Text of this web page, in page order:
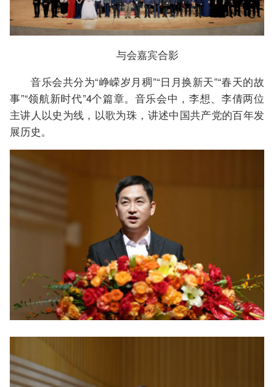
与会嘉宾合影
音乐会共分为“峥嵘岁月稠”“日月换新天”“春天的故
事”“领航新时代”4个篇章。音乐会中，李想、李倩两位
主讲人以史为线，以歌为珠，讲述中国共产党的百年发
展历史。